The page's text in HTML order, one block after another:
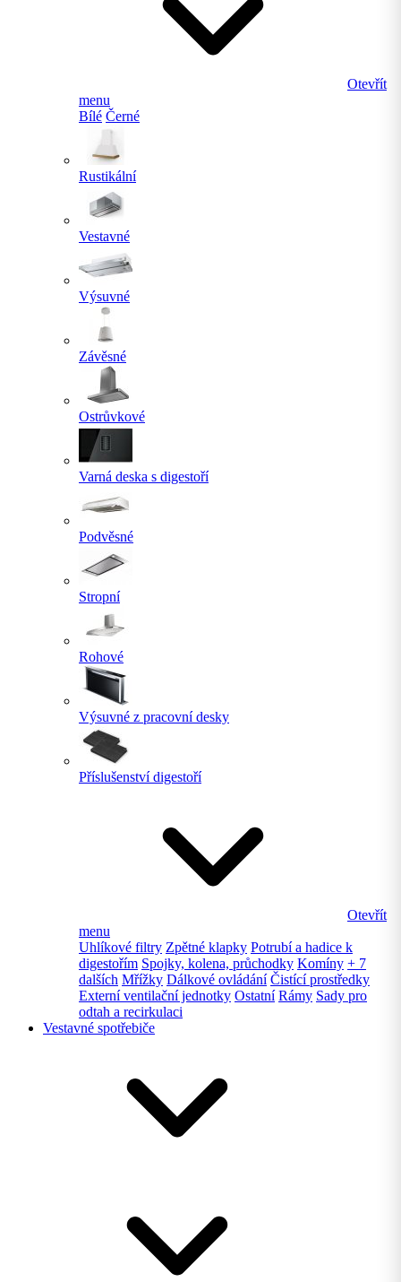
Otevřít
menu
Bílé Černé
Rustikální
Vestavné
Výsuvné
Závěsné
Ostrůvkové
Varná deska s digestoří
Podvěsné
Stropní
Rohové
Výsuvné z pracovní desky
Příslušenství digestoří
Otevřít
menu
Uhlíkové filtry Zpětné klapky Potrubí a hadice k
digestořím Spojky, kolena, průchodky Komíny + 7
dalších Mřížky Dálkové ovládání Čistící prostředky
Externí ventilační jednotky Ostatní Rámy Sady pro
odtah a recirkulaci
Vestavné spotřebiče